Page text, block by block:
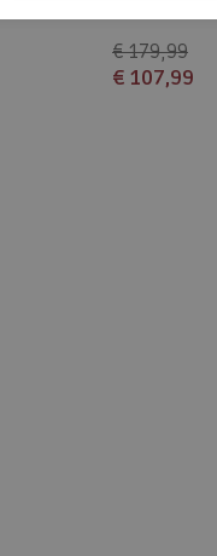
€ 179,99
€ 107,99